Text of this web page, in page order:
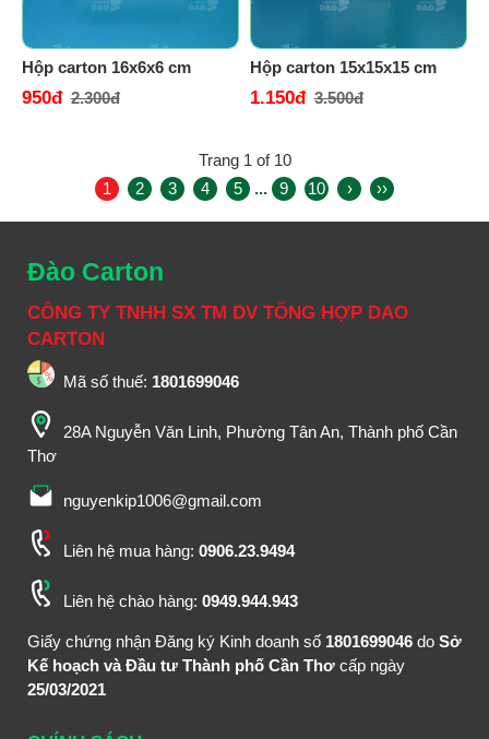
Hộp carton 16x6x6 cm
950đ 2.300đ
Hộp carton 15x15x15 cm
1.150đ 3.500đ
Trang 1 of 10
1
2 3 4 5 ... 9 10 › ››
Đào Carton
CÔNG TY TNHH SX TM DV TỔNG HỢP DAO
CARTON
Mã số thuế: 1801699046
28A Nguyễn Văn Linh, Phường Tân An, Thành phố Cần
Thơ
nguyenkip1006@gmail.com
Liên hệ mua hàng: 0906.23.9494
Liên hệ chào hàng: 0949.944.943
Giấy chứng nhận Đăng ký Kinh doanh số 1801699046 do Sở
Kế hoạch và Đầu tư Thành phố Cần Thơ cấp ngày
25/03/2021